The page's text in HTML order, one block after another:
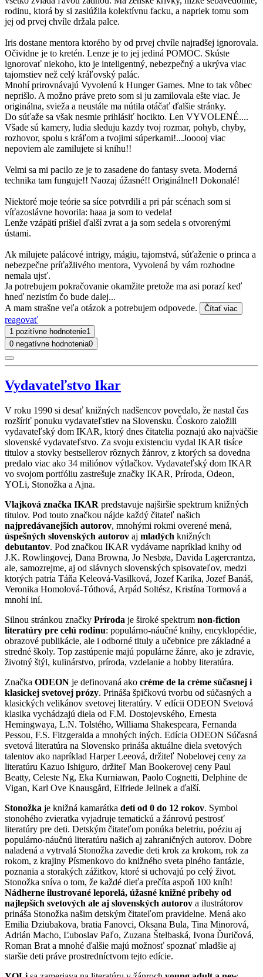
rodinu, ktorá by si zaslúžila kolektívnu facku, a napriek tomu som
jej od prvej chvíle držala palce.
Iris dostane mentora ktorého by od prvej chvíle najradšej ignorovala.
Očividne je to kretén. Lenze je to jej jediná POMOC. Skúste
ignorovať niekoho, kto je inteligentný, nebezpečný a ukrýva viac
tajomstiev než celý kráľovský palác.
Mnohí prirovnávajú Vyvolenú k Hunger Games. Mne to tak vôbec
neprišlo. A možno práve preto som si ju zamilovala ešte viac. Je
originálna, svieža a neustále ma nútila otáčať ďalšie stránky.
Do súťaže sa však nesmie prihlásiť hocikto. Len VYVOLENÉ....
Všade sú kamery, ludia sleduju kazdy tvoj rozmar, pohyb, chyby,
rozhovor, spolu s kráľom a tvojimi súperkami!...Jooooj viac
nepoviem ale zamilujete si knihu!!
Velmi sa mi pacilo ze je to zasadene do fantasy sveta. Moderná
technika tam funguje!! Naozaj úžasné!! Originálne!! Dokonalé!
Niektoré moje teórie sa síce potvrdili a pri pár scénach som si
víťazoslávne hovorila: haaa ja som to vedela!
Lenže vzápätí prišiel ďalší zvrat a ja som sedela s otvorenými
ústami.
Ak milujete palácové intrigy, mágiu, tajomstvá, súťaženie o princa a
nebezpečne príťažlivého mentora, Vyvolená by vám rozhodne
nemala ujsť.
Ja potrebujem pokračovanie okamžite pretože ma asi porazí keď
hneď nezistím čo bude dalej...
A mam strašne veľa otázok a potrebujem odpovede.
Čítať viac
reagovať
1 pozitívne hodnotenie1
0 negatívne hodnotenia0
Vydavateľstvo Ikar
V roku 1990 si desať knižných nadšencov povedalo, že nastal čas
rozšíriť ponuku vydavateľstiev na Slovensku. Čoskoro založili
vydavateľský dom IKAR, ktorý dnes čitatelia poznajú ako najväčšie
slovenské vydavateľstvo. Za svoju existenciu vydal IKAR tisíce
titulov a stovky bestsellerov rôznych žánrov, z ktorých sa dovedna
predalo viac ako 34 miliónov výtlačkov. Vydavateľský dom IKAR
vo svojom portfóliu zastrešuje značky IKAR, Príroda, Odeon,
YOLi, Stonožka a Ajna.
Vlajková značka IKAR predstavuje najširšie spektrum knižných
titulov. Pod touto značkou nájde každý čitateľ našich
najpredávanejších autorov, mnohými rokmi overené mená,
úspešných slovenských autorov aj mladých knižných
debutantov. Pod značkou IKAR vydávame napríklad knihy od
J.K. Rowlingovej, Dana Browna, Jo Nesbøa, Davida Lagercrantza,
ale, samozrejme, aj od slávnych slovenských spisovateľov, medzi
ktorých patria Táňa Keleová-Vasilková, Jozef Karika, Jozef Banáš,
Veronika Homolová-Tóthová, Arpád Soltész, Kristína Tormová a
mnohí iní.
Silnou stránkou značky Príroda je široké spektrum non-fiction
literatúry pre celú rodinu: populárno-náučné knihy, encyklopédie,
obrazové publikácie, ale i odborné tituly a učebnice pre základné a
stredné školy. Top zastúpenie majú populárne žánre, ako je zdravie,
životný štýl, kulinárstvo, príroda, vzdelanie a hobby literatúra.
Značka ODEON je definovaná ako crème de la crème súčasnej i
klasickej svetovej prózy. Prináša špičkovú tvorbu od súčasných a
klasických velikánov svetovej literatúry. V edícii ODEON Svetová
klasika vychádzajú diela od F.M. Dostojevského, Ernesta
Hemingwaya, L.N. Tolstého, Williama Shakespeara, Fernanda
Pessou, F.S. Fitzgeralda a mnohých iných. Edícia ODEON Súčasná
svetová literatúra na Slovensko prináša aktuálne diela svetových
talentov ako napríklad Harper Leeová, držiteľ Nobelovej ceny za
literatúru Kazuo Ishiguro, držiteľ Man Bookerovej ceny Paul
Beatty, Celeste Ng, Eka Kurniawan, Paolo Cognetti, Delphine de
Vigan, Karl Ove Knausgård, Elfriede Jelinek a ďalší.
Stonožka je knižná kamarátka detí od 0 do 12 rokov. Symbol
stonohého zvieratka vyjadruje tematickú a žánrovú pestrosť
literatúry pre deti. Detským čitateľom ponúka beletriu, poéziu aj
populárno-náučnú literatúru našich aj zahraničných autorov. Dobre
naladená a vytrvalá Stonožka zavedie deti krok za krokom, rok za
rokom, z krajiny Písmenkovo do knižného sveta plného fantázie,
poznania a storakých zážitkov, ktoré si uchovajú po celý život.
Stonožka sníva o tom, že každé dieťa prečíta aspoň 100 kníh!
Nádherne ilustrované leporelá, úžasné knižné príbehy od
najlepších svetových ale aj slovenských autorov a ilustrátorov
prináša Stonožka našim detským čitateľom pravidelne. Mená ako
Emilia Dziubakova, bratia Fanovci, Oksana Bula, Tina Minorová,
Adrián Macho, Ľuboslav Paľo, Zuzana Štelbaská, Ivona Ďuričová,
Roman Brat a mnohé ďalšie majú možnosť spoznať mladšie aj
staršie deti práve prostredníctvom tejto edície.